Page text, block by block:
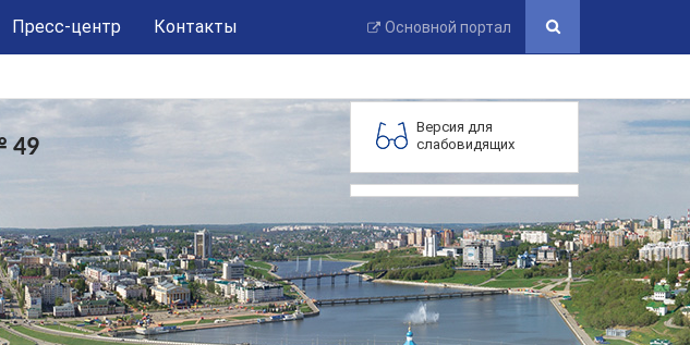
Пресс-центр Контакты Основной портал
49
Версия для
слабовидящих